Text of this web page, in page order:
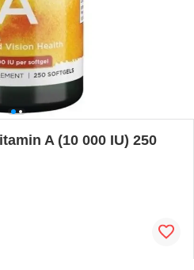
A (10 000 IU) 250